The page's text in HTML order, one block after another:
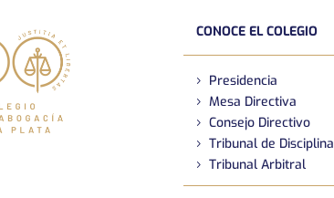
CONOCE EL COLEGIO
Presidencia
Mesa Directiva
Consejo Directivo
Tribunal de Disciplina
Tribunal Arbitral